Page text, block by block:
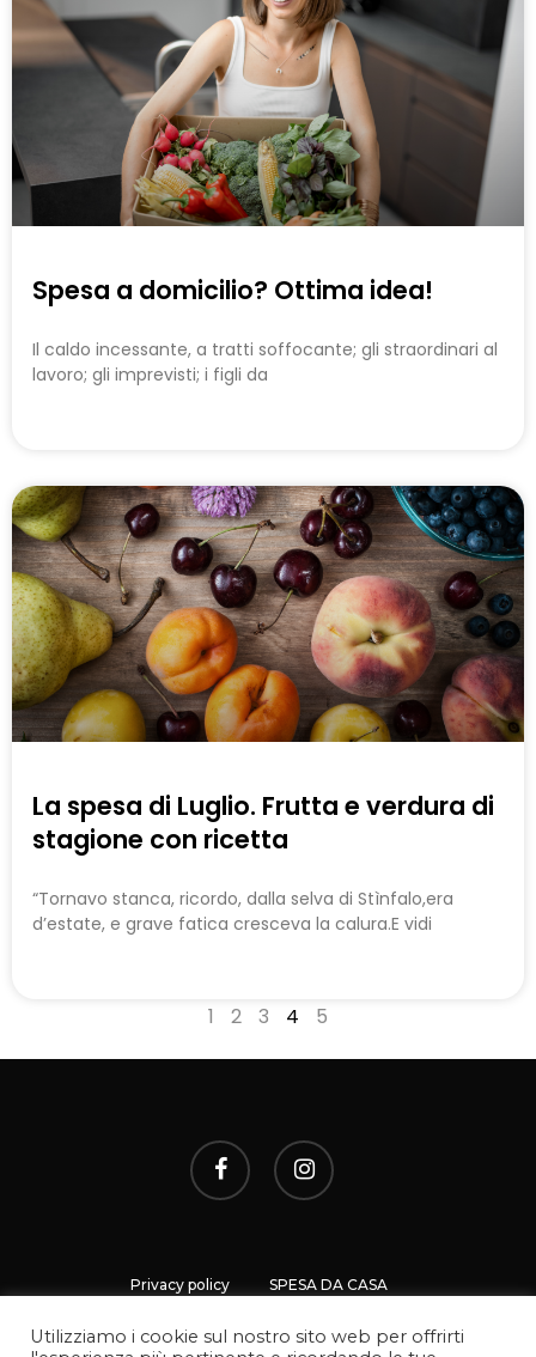
Spesa a domicilio? Ottima idea!
Il caldo incessante, a tratti soffocante; gli straordinari al
lavoro; gli imprevisti; i figli da
La spesa di Luglio. Frutta e verdura di
stagione con ricetta
“Tornavo stanca, ricordo, dalla selva di Stìnfalo,era
d’estate, e grave fatica cresceva la calura.E vidi
1 2 3 4 5
Privacy policy SPESA DA CASA
PUNTI VENDITA CONTATTI
Utilizziamo i cookie sul nostro sito web per offrirti